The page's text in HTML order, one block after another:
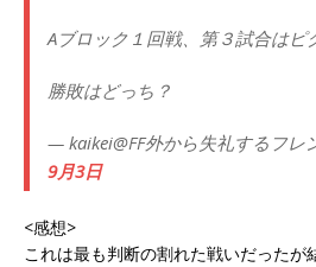
Aブロック１回戦、第３試合はピ
勝敗はどっち？
— kaikei@FF外から失礼するフレ
9月3日
<感想>
これは最も判断の割れた戦いだったが